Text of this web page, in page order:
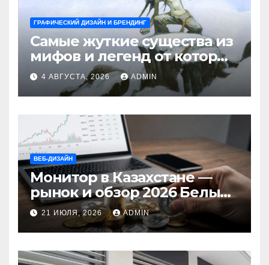
ГРАФИЧЕСКИЙ ДИЗАЙН И БРЕНДИНГ
Самые жуткие существа из
мифов и легенд от которых
стынет кровь
4 АВГУСТА, 2026 ADMIN
ВЕБ-ДИЗАЙН
Монитор в Казахстане —
рынок и обзор 2026 Белый
Ветер Shop.kz
21 ИЮЛЯ, 2026 ADMIN